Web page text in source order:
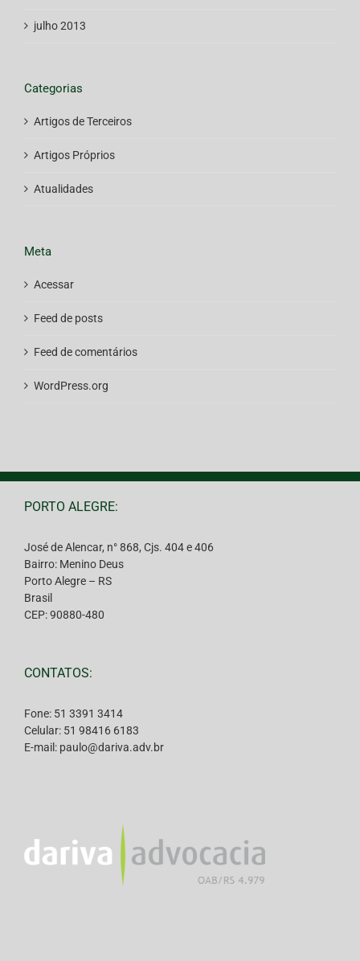
julho 2013
Categorias
Artigos de Terceiros
Artigos Próprios
Atualidades
Meta
Acessar
Feed de posts
Feed de comentários
WordPress.org
PORTO ALEGRE:
José de Alencar, n° 868, Cjs. 404 e 406
Bairro: Menino Deus
Porto Alegre – RS
Brasil
CEP: 90880-480
CONTATOS:
Fone: 51 3391 3414
Celular: 51 98416 6183
E-mail: paulo@dariva.adv.br